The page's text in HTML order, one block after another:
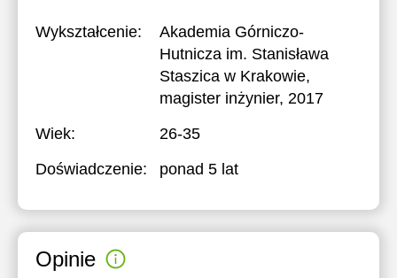
Wykształcenie:
Akademia Górniczo-
Hutnicza im. Stanisława
Staszica w Krakowie,
magister inżynier, 2017
Wiek:
26-35
Doświadczenie:
ponad 5 lat
Opinie